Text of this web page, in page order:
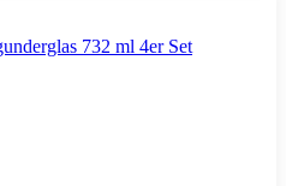
732 ml 4er Set